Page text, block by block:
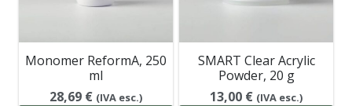
Monomer ReformA, 250
ml
28,69 € (IVA esc.)
SMART Clear Acrylic
Powder, 20 g
13,00 € (IVA esc.)